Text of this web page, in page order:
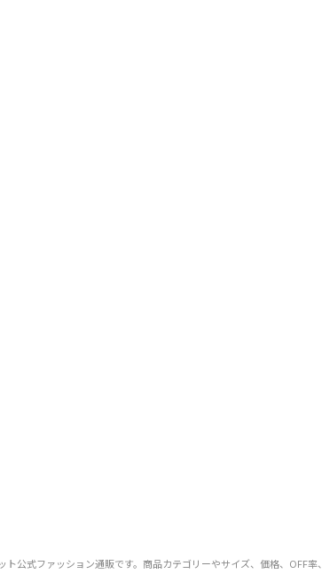
公式ファッション通販です。商品カテゴリーやサイズ、価格、OFF